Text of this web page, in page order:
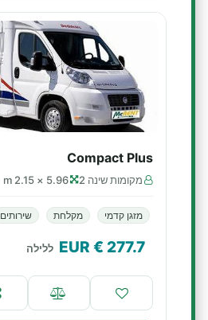
Compact Plus
מקומות שינה 2 5.96 × 2.15 m
מזגן קדמי מקלחת שירותים
277.7
€ EUR ללילה